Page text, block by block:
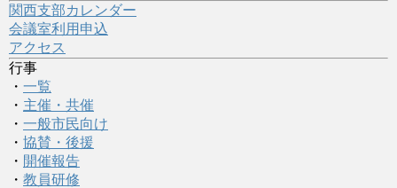
関西支部カレンダー
会議室利用申込
アクセス
行事
・ 一覧
・ 主催・共催
・ 一般市民向け
・ 協賛・後援
・ 開催報告
・ 教員研修